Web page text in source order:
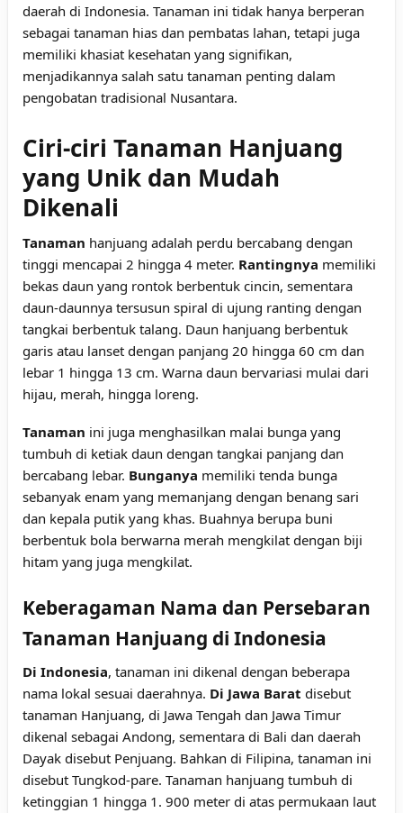
daerah di Indonesia. Tanaman ini tidak hanya berperan
sebagai tanaman hias dan pembatas lahan, tetapi juga
memiliki khasiat kesehatan yang signifikan,
menjadikannya salah satu tanaman penting dalam
pengobatan tradisional Nusantara.
Ciri-ciri Tanaman Hanjuang
yang Unik dan Mudah
Dikenali
Tanaman hanjuang adalah perdu bercabang dengan
tinggi mencapai 2 hingga 4 meter. Rantingnya memiliki
bekas daun yang rontok berbentuk cincin, sementara
daun-daunnya tersusun spiral di ujung ranting dengan
tangkai berbentuk talang. Daun hanjuang berbentuk
garis atau lanset dengan panjang 20 hingga 60 cm dan
lebar 1 hingga 13 cm. Warna daun bervariasi mulai dari
hijau, merah, hingga loreng.
Tanaman ini juga menghasilkan malai bunga yang
tumbuh di ketiak daun dengan tangkai panjang dan
bercabang lebar. Bunganya memiliki tenda bunga
sebanyak enam yang memanjang dengan benang sari
dan kepala putik yang khas. Buahnya berupa buni
berbentuk bola berwarna merah mengkilat dengan biji
hitam yang juga mengkilat.
Keberagaman Nama dan Persebaran
Tanaman Hanjuang di Indonesia
Di Indonesia, tanaman ini dikenal dengan beberapa
nama lokal sesuai daerahnya. Di Jawa Barat disebut
tanaman Hanjuang, di Jawa Tengah dan Jawa Timur
dikenal sebagai Andong, sementara di Bali dan daerah
Dayak disebut Penjuang. Bahkan di Filipina, tanaman ini
disebut Tungkod-pare. Tanaman hanjuang tumbuh di
ketinggian 1 hingga 1. 900 meter di atas permukaan laut